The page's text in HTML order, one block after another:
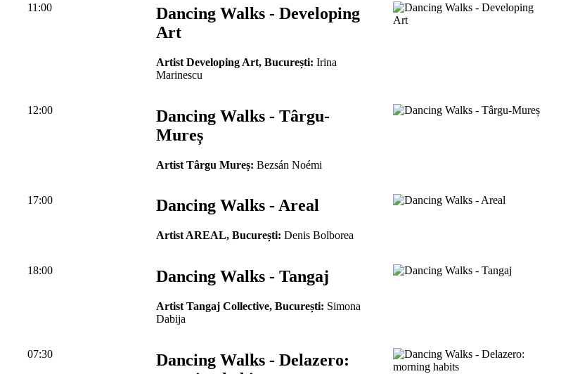
11:00
Dancing Walks - Developing
Art
Artist Developing Art, București: Irina
Marinescu
12:00
Dancing Walks - Târgu-
Mureș
Artist Târgu Mureș: Bezsán Noémi
17:00 Dancing Walks - Areal
Artist AREAL, București: Denis Bolborea
18:00 Dancing Walks - Tangaj
Artist Tangaj Collective, București: Simona
Dabija
07:30
Dancing Walks - Delazero: